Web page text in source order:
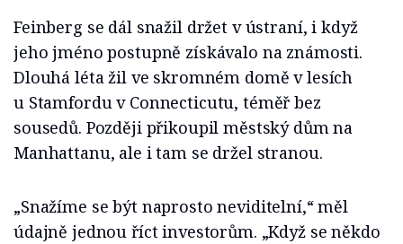
Feinberg se dál snažil držet v ústraní, i když
jeho jméno postupně získávalo na známosti.
Dlouhá léta žil ve skromném domě v lesích
u Stamfordu v Connecticutu, téměř bez
sousedů. Později přikoupil městský dům na
Manhattanu, ale i tam se držel stranou.
„Snažíme se být naprosto neviditelní,“ měl
údajně jednou říct investorům. „Když se někdo